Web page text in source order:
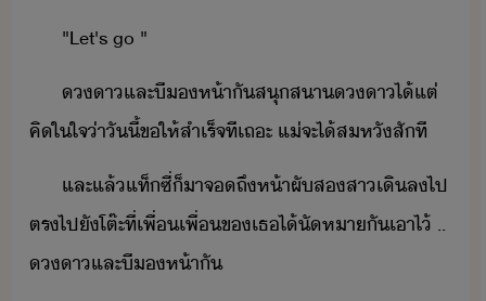
"​Let​'​s​ ​go​ ​"
า​และ​ี​ห้า​ั​สุสา​า​ไ้​แต่​
คิใใจ​่าั​ี​้​ขให้​สำเร็จ​ที​เถะ​ ​แ่​จะ​ไ้​สหั​สัที
และ​แล้​แท็ซี่​็​า​จ​ถึ​ห้า​ผั​ส​สา​เิล​ไป​
ตร​ไป​ั​โต๊ะ​ที่​เพื่​เพื่​ข​เธ​ไ้​ัหา​ั​เาไ้​ ​..​ ​
า​และ​ี​ห้า​ั​